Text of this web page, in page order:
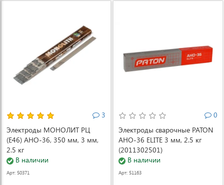
3
Электроды МОНОЛИТ РЦ
(Е46) АНО-36, 350 мм, 3 мм,
2.5 кг
В наличии
Арт: 50371
0
Электроды сварочные PATON
АНО-36 ELITE 3 мм, 2.5 кг
(2011302501)
В наличии
Арт: 51163